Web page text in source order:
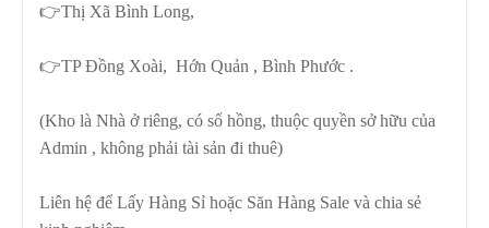
👉Thị Xã Bình Long,
👉TP Đồng Xoài, Hớn Quản , Bình Phước .
(Kho là Nhà ở riêng, có sổ hồng, thuộc quyền sở hữu của
Admin , không phải tài sản đi thuê)
Liên hệ để Lấy Hàng Sỉ hoặc Săn Hàng Sale và chia sẻ